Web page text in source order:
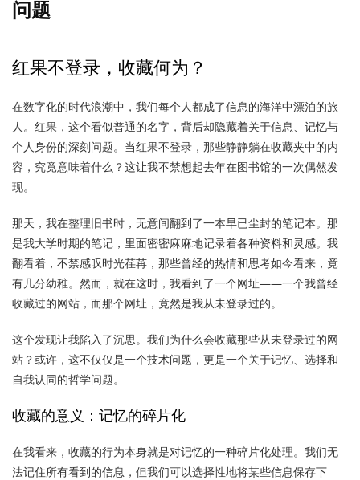
问题
红果不登录，收藏何为？
在数字化的时代浪潮中，我们每个人都成了信息的海洋中漂泊的旅
人。红果，这个看似普通的名字，背后却隐藏着关于信息、记忆与
个人身份的深刻问题。当红果不登录，那些静静躺在收藏夹中的内
容，究竟意味着什么？这让我不禁想起去年在图书馆的一次偶然发
现。
那天，我在整理旧书时，无意间翻到了一本早已尘封的笔记本。那
是我大学时期的笔记，里面密密麻麻地记录着各种资料和灵感。我
翻看着，不禁感叹时光荏苒，那些曾经的热情和思考如今看来，竟
有几分幼稚。然而，就在这时，我看到了一个网址——一个我曾经
收藏过的网站，而那个网址，竟然是我从未登录过的。
这个发现让我陷入了沉思。我们为什么会收藏那些从未登录过的网
站？或许，这不仅仅是一个技术问题，更是一个关于记忆、选择和
自我认同的哲学问题。
收藏的意义：记忆的碎片化
在我看来，收藏的行为本身就是对记忆的一种碎片化处理。我们无
法记住所有看到的信息，但我们可以选择性地将某些信息保存下